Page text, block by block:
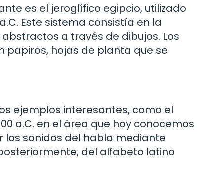
es el jeroglífico egipcio, utilizado
Este sistema consistía en la
a través de dibujos. Los
papiros, hojas de planta que se
ejemplos interesantes, como el
a.C. en el área que hoy conocemos
los sonidos del habla mediante
del alfabeto latino